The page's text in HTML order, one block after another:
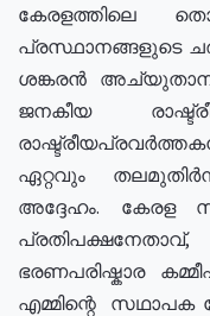
കേരളത്തിലെ
പ്രസ്ഥാനങ്ങളുടെ
ശങ്കരൻ
ജനകീയ
ഏറ്റവും
അദ്ദേഹം. കേരള
ഭരണപരിഷ്കാര
എമ്മിന്റെ സഥാപക